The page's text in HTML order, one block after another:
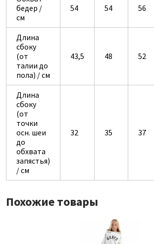
бедер /
см
54 54 56
Длина
сбоку
(от
талии до
пола) / см
43,5 48 52
Длина
сбоку
(от
точки
осн. шеи
до
обхвата
запястья)
/ см
32 35 37
Похожие товары